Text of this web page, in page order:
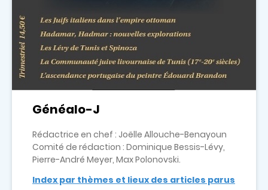
Généalo-J
Rédactrice en chef : Joëlle Allouche-Benayoun
Comité de rédaction : Dominique Bessis-Lévy,
Pierre-André Meyer, Max Polonovski.
Index par thèmes et lieux des articles parus